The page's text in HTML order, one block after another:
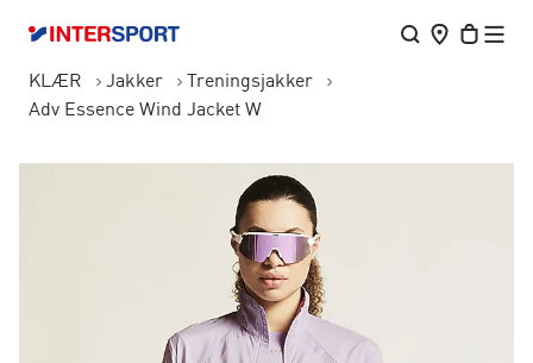
KLÆR Jakker
Treningsjakker
Adv Essence Wind Jacket W